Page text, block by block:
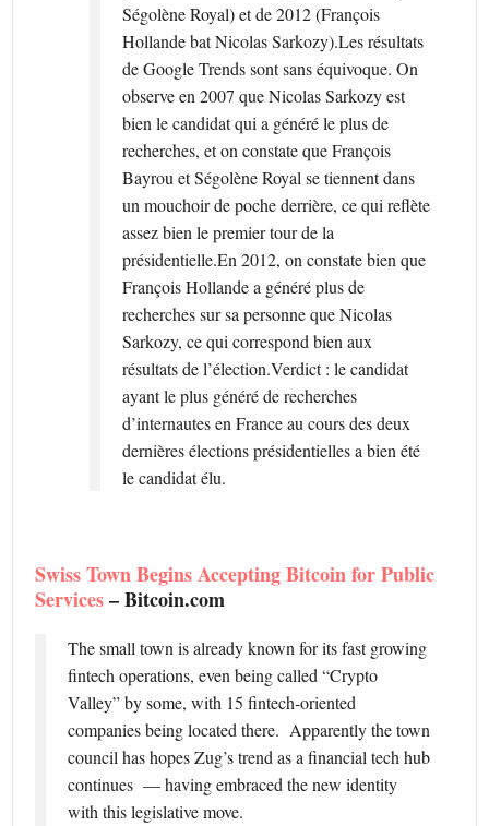
Ségolène Royal) et de 2012 (François
Hollande bat Nicolas Sarkozy).Les résultats
de Google Trends sont sans équivoque. On
observe en 2007 que Nicolas Sarkozy est
bien le candidat qui a généré le plus de
recherches, et on constate que François
Bayrou et Ségolène Royal se tiennent dans
un mouchoir de poche derrière, ce qui reflète
assez bien le premier tour de la
présidentielle.En 2012, on constate bien que
François Hollande a généré plus de
recherches sur sa personne que Nicolas
Sarkozy, ce qui correspond bien aux
résultats de l’élection.Verdict : le candidat
ayant le plus généré de recherches
d’internautes en France au cours des deux
dernières élections présidentielles a bien été
le candidat élu.
Swiss Town Begins Accepting Bitcoin for Public
Services– Bitcoin.com
The small town is already known for its fast growing
fintech operations, even being called “Crypto
Valley” by some, with 15 fintech-oriented
companies being located there. Apparently the town
council has hopes Zug’s trend as a financial tech hub
continues — having embraced the new identity
with this legislative move.